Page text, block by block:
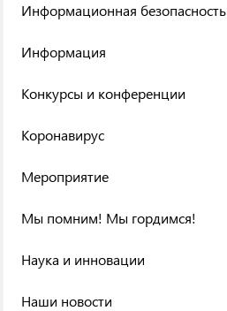
Информационная безопасность
Информация
Конкурсы и конференции
Коронавирус
Мероприятие
Мы помним! Мы гордимся!
Наука и инновации
Наши новости